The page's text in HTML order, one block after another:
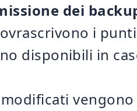
dei
i
disponibili in
vengono